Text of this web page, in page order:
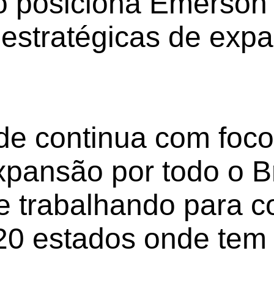
de
continua com
por todo o
trabalhando para
estados onde